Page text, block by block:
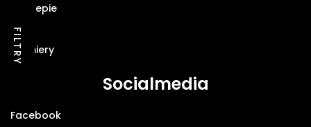
FILTRY
O sklepie
Blog
Premiery
Socialmedia
Facebook